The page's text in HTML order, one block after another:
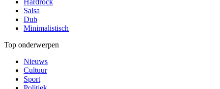
Hardrock
Salsa
Dub
Minimalistisch
Top onderwerpen
Nieuws
Cultuur
Sport